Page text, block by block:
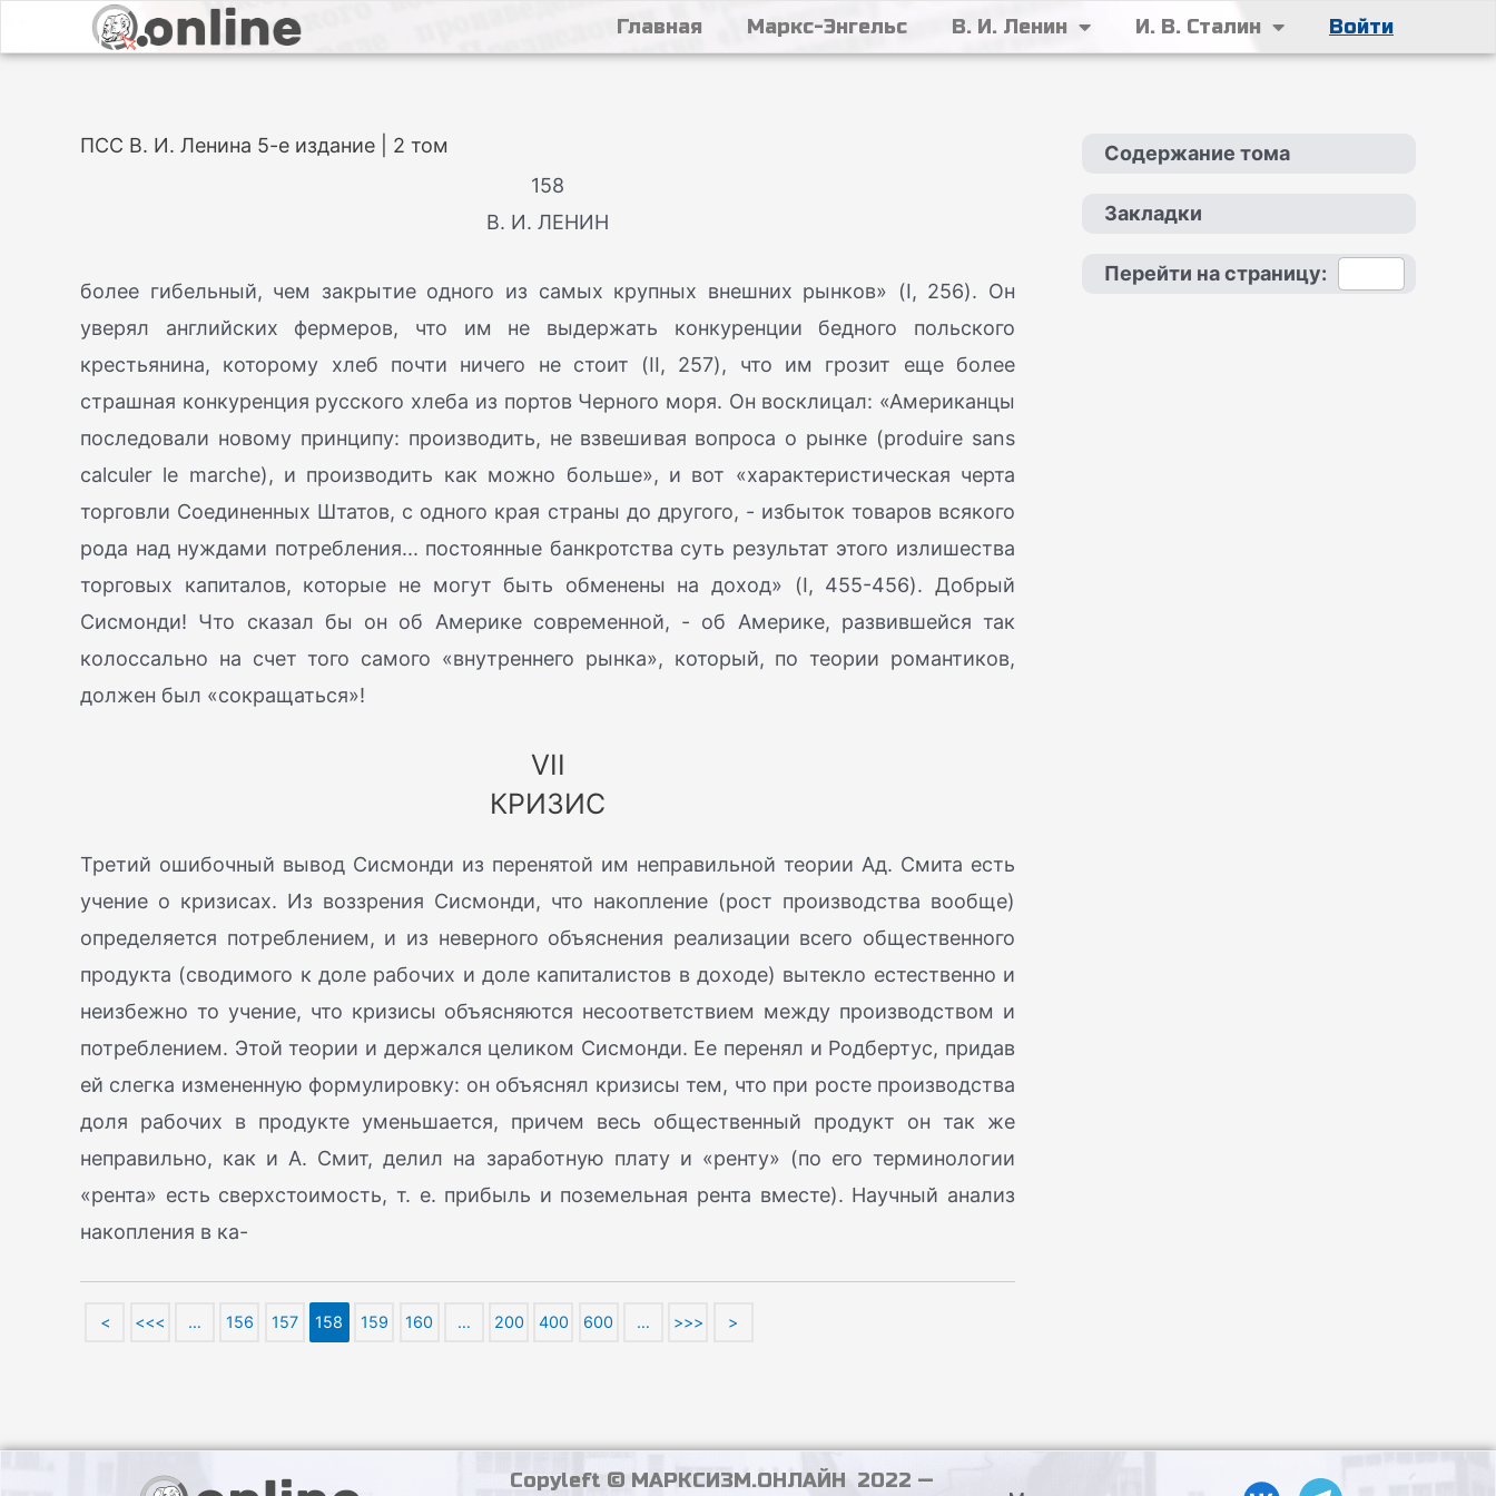
Главная Маркс-Энгельс В. И. Ленин И. В. Сталин Войти
ПСС В. И. Ленина 5-е издание | 2 том
158
В. И. ЛЕНИН
более гибельный, чем закрытие одного из самых крупных внешних рынков» (I, 256). Он
уверял английских фермеров, что им не выдержать конкуренции бедного польского
крестьянина, которому хлеб почти ничего не стоит (II, 257), что им грозит еще более
страшная конкуренция русского хлеба из портов Черного моря. Он восклицал: «Американцы
последовали новому принципу: производить, не взвешивая вопроса о рынке (produire sans
calculer le marche), и производить как можно больше», и вот «характеристическая черта
торговли Соединенных Штатов, с одного края страны до другого, - избыток товаров всякого
рода над нуждами потребления... постоянные банкротства суть результат этого излишества
торговых капиталов, которые не могут быть обменены на доход» (I, 455-456). Добрый
Сисмонди! Что сказал бы он об Америке современной, - об Америке, развившейся так
колоссально на счет того самого «внутреннего рынка», который, по теории романтиков,
должен был «сокращаться»!
VII
КРИЗИС
Третий ошибочный вывод Сисмонди из перенятой им неправильной теории Ад. Смита есть
учение о кризисах. Из воззрения Сисмонди, что накопление (рост производства вообще)
определяется потреблением, и из неверного объяснения реализации всего общественного
продукта (сводимого к доле рабочих и доле капиталистов в доходе) вытекло естественно и
неизбежно то учение, что кризисы объясняются несоответствием между производством и
потреблением. Этой теории и держался целиком Сисмонди. Ее перенял и Родбертус, придав
ей слегка измененную формулировку: он объяснял кризисы тем, что при росте производства
доля рабочих в продукте уменьшается, причем весь общественный продукт он так же
неправильно, как и А. Смит, делил на заработную плату и «ренту» (по его терминологии
«рента» есть сверхстоимость, т. е. прибыль и поземельная рента вместе). Научный анализ
накопления в ка-
< <<< … 156 157 158 159 160 … 200 400 600 … >>> >
Содержание тома
Закладки
Перейти на страницу:
Copyleft © МАРКСИЗМ.ОНЛАЙН 2022 —